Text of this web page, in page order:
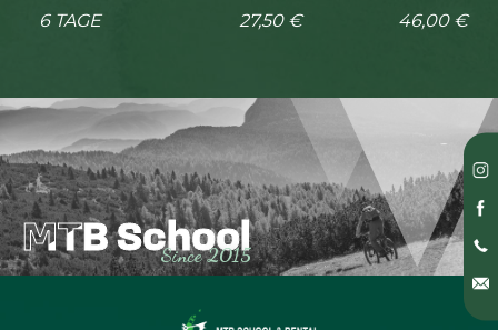
6 TAGE 27,50 € 46,00 €
MTB School
MTB School
Since 2015